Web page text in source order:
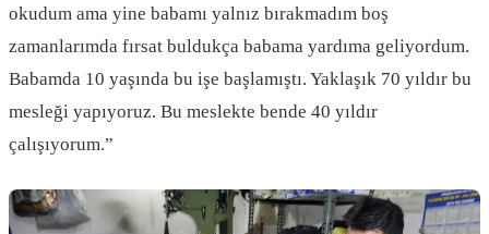
okudum ama yine babamı yalnız bırakmadım boş
zamanlarımda fırsat buldukça babama yardıma geliyordum.
Babamda 10 yaşında bu işe başlamıştı. Yaklaşık 70 yıldır bu
mesleği yapıyoruz. Bu meslekte bende 40 yıldır
çalışıyorum.”